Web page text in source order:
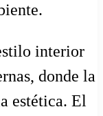
interior
donde la
estética. El